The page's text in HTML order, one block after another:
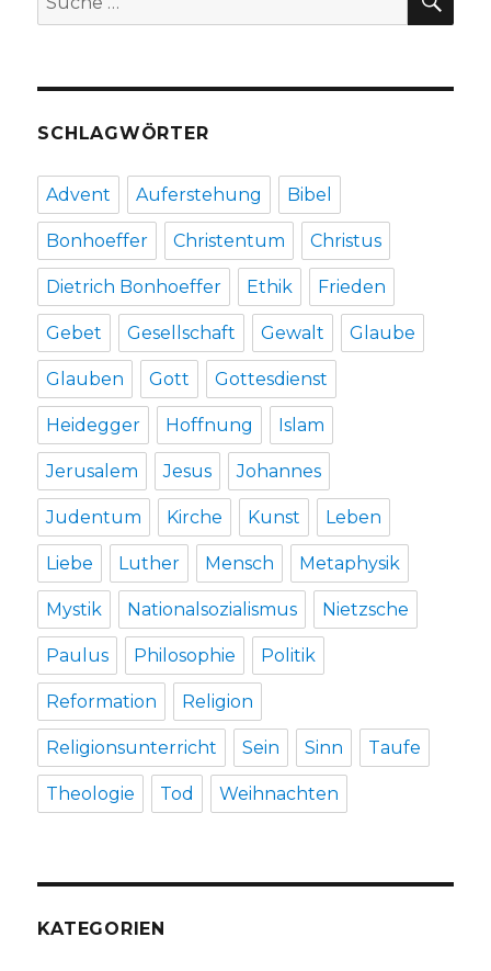
Welt
von
Chmielorz
Christoph
Fleischer,
Dortmund/Welver
2019
nach:
SCHLAGWÖRTER
Advent Auferstehung Bibel
Bonhoeffer Christentum Christus
Dietrich Bonhoeffer Ethik Frieden
Gebet Gesellschaft Gewalt Glaube
Glauben Gott Gottesdienst
Heidegger Hoffnung Islam
Jerusalem Jesus Johannes
Judentum Kirche Kunst Leben
Liebe Luther Mensch Metaphysik
Mystik Nationalsozialismus Nietzsche
Paulus Philosophie Politik
Reformation Religion
Religionsunterricht Sein Sinn Taufe
Theologie Tod Weihnachten
KATEGORIEN